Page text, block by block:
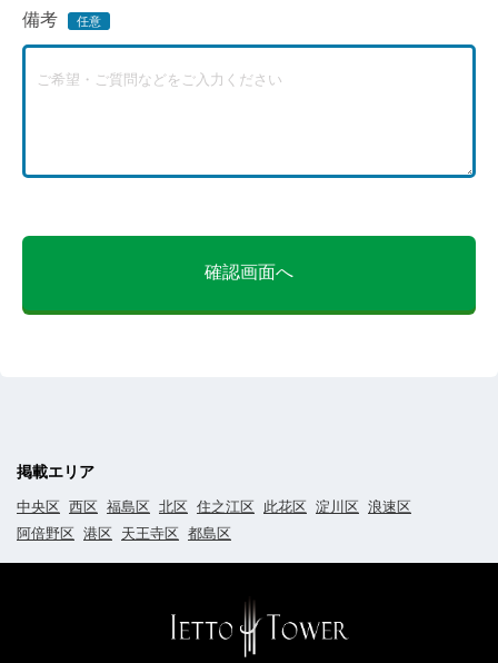
備考
確認画面へ
掲載エリア
中央区 西区 福島区 北区 住之江区 此花区 淀川区 浪速区
阿倍野区 港区 天王寺区 都島区